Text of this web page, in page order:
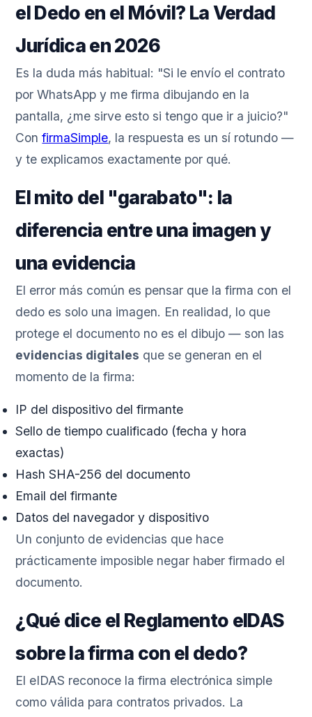
el Dedo en el Móvil? La Verdad
Jurídica en 2026
Es la duda más habitual: "Si le envío el contrato
por WhatsApp y me firma dibujando en la
pantalla, ¿me sirve esto si tengo que ir a juicio?"
ConfirmaSimple, la respuesta es un sí rotundo —
y te explicamos exactamente por qué.
El mito del "garabato": la
diferencia entre una imagen y
una evidencia
El error más común es pensar que la firma con el
dedo es solo una imagen. En realidad, lo que
protege el documento no es el dibujo — son las
evidencias digitales que se generan en el
momento de la firma:
IP del dispositivo del firmante
Sello de tiempo cualificado (fecha y hora
exactas)
Hash SHA-256 del documento
Email del firmante
Datos del navegador y dispositivo
Un conjunto de evidencias que hace
prácticamente imposible negar haber firmado el
documento.
¿Qué dice el Reglamento eIDAS
sobre la firma con el dedo?
El eIDAS reconoce la firma electrónica simple
como válida para contratos privados. La